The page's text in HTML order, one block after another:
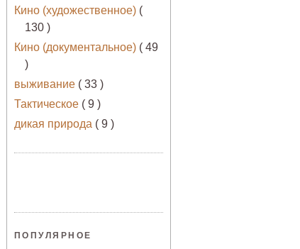
Кино (художественное) (
130 )
Кино (документальное) ( 49
)
выживание ( 33 )
Тактическое ( 9 )
дикая природа ( 9 )
ПОПУЛЯРНОЕ